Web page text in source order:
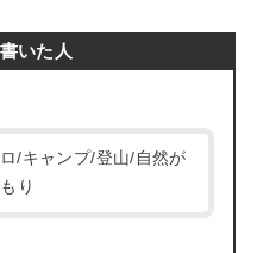
いた人
/キャンプ/登山/自然が
り